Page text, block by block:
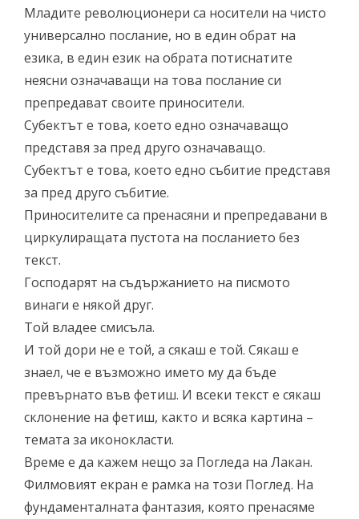
Младите революционери са носители на чисто
универсално послание, но в един обрат на
езика, в един език на обрата потиснатите
неясни означаващи на това послание си
препредават своите приносители.
Субектът е това, което едно означаващо
представя за пред друго означаващо.
Субектът е това, което едно събитие представя
за пред друго събитие.
Приносителите са пренасяни и препредавани в
циркулиращата пустота на посланието без
текст.
Господарят на съдържанието на писмото
винаги е някой друг.
Той владее смисъла.
И той дори не е той, а сякаш е той. Сякаш е
знаел, че е възможно името му да бъде
превърнато във фетиш. И всеки текст е сякаш
склонение на фетиш, както и всяка картина –
темата за иконокласти.
Време е да кажем нещо за Погледа на Лакан.
Филмовият екран е рамка на този Поглед. На
фундаменталната фантазия, която пренасяме